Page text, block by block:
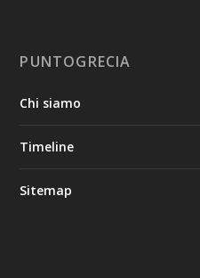
PUNTOGRECIA
Chi siamo
Timeline
Sitemap